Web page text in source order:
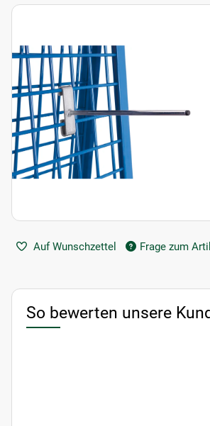
Auf Wunschzettel Frage zum
So bewerten unsere